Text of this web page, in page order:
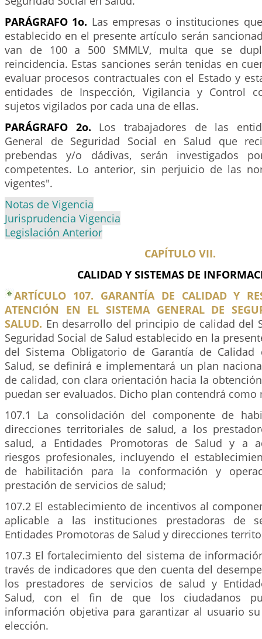
PARÁGRAFO 1o. Las empresas o instituciones
establecido en el presente artículo serán
van de 100 a 500 SMMLV, multa que se
reincidencia. Estas sanciones serán tenidas en
evaluar procesos contractuales con el Estado y
entidades de Inspección, Vigilancia y Control
sujetos vigilados por cada una de ellas.
PARÁGRAFO 2o. Los trabajadores de las
General de Seguridad Social en Salud que
prebendas y/o dádivas, serán investigados
competentes. Lo anterior, sin perjuicio de las
vigentes".
Notas de Vigencia
Jurisprudencia Vigencia
Legislación Anterior
CAPÍTULO VII.
CALIDAD Y SISTEMAS DE
ARTÍCULO 107. GARANTÍA DE CALIDAD Y
ATENCIÓN EN EL SISTEMA GENERAL DE
SALUD. En desarrollo del principio de calidad del
Seguridad Social de Salud establecido en la
del Sistema Obligatorio de Garantía de
Salud, se definirá e implementará un plan
de calidad, con clara orientación hacia la
puedan ser evaluados. Dicho plan contendrá
107.1 La consolidación del componente de
direcciones territoriales de salud, a los
salud, a Entidades Promotoras de Salud y a
riesgos profesionales, incluyendo el
de habilitación para la conformación y
prestación de servicios de salud;
107.2 El establecimiento de incentivos al
aplicable a las instituciones prestadoras de
Entidades Promotoras de Salud y direcciones
107.3 El fortalecimiento del sistema de
través de indicadores que den cuenta del
los prestadores de servicios de salud y
Salud, con el fin de que los ciudadanos
información objetiva para garantizar al usuario
elección.